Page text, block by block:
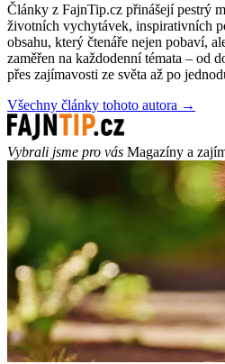
Články z FajnTip.cz přinášejí pestrý
životních vychytávek, inspirativních
obsahu, který čtenáře nejen pobaví,
zaměřen na každodenní témata – od
přes zajímavosti ze světa až po
Všechny články tohoto autora →
Vybrali jsme pro vás Magazíny a